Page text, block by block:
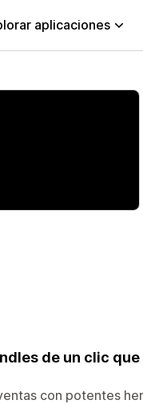
aplicaciones
de un clic
con potentes